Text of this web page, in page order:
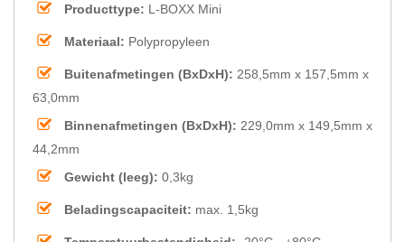
Producttype: L-BOXX Mini
Materiaal: Polypropyleen
Buitenafmetingen (BxDxH): 258,5mm x 157,5mm x
63,0mm
Binnenafmetingen (BxDxH): 229,0mm x 149,5mm x
44,2mm
Gewicht (leeg): 0,3kg
Beladingscapaciteit: max. 1,5kg